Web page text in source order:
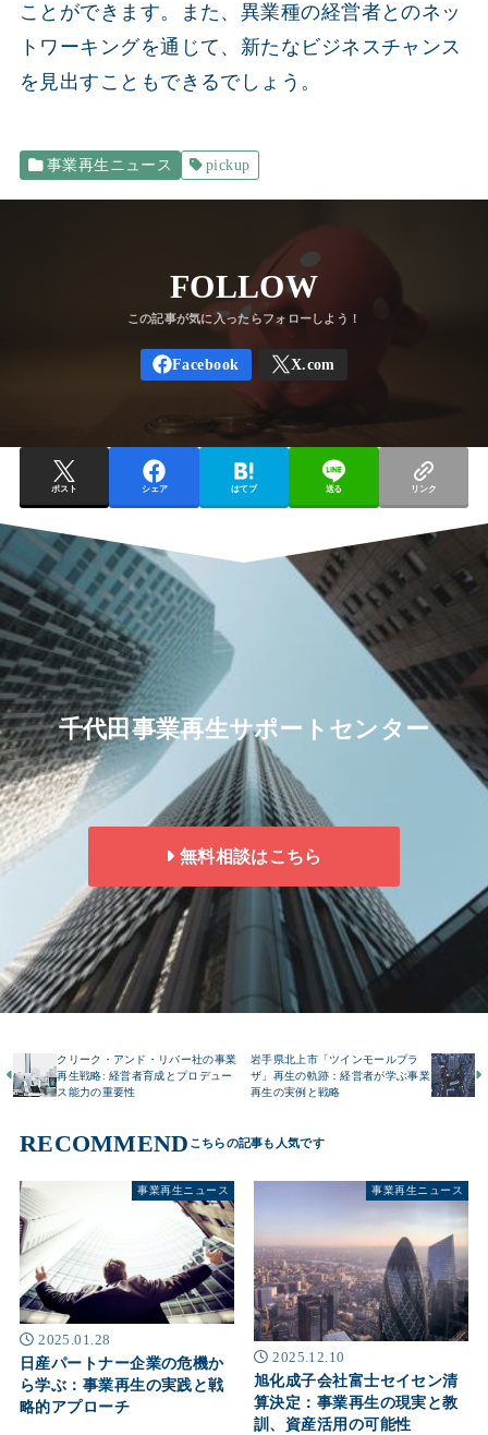
ことができます。また、異業種の経営者とのネッ
トワーキングを通じて、新たなビジネスチャンス
を見出すこともできるでしょう。
事業再生ニュース pickup
FOLLOW
ポスト シェア はてブ 送る リンク
千代田事業再生サポートセンター
無料相談はこちら
クリーク・アンド・リバー社の事業
再生戦略: 経営者育成とプロデュー
ス能力の重要性
岩手県北上市「ツインモールプラ
ザ」再生の軌跡：経営者が学ぶ事業
再生の実例と戦略
RECOMMEND
事業再生ニュース
2025.01.28
日産パートナー企業の危機か
ら学ぶ：事業再生の実践と戦
略的アプローチ
事業再生ニュース
2025.12.10
旭化成子会社富士セイセン清
算決定：事業再生の現実と教
訓、資産活用の可能性